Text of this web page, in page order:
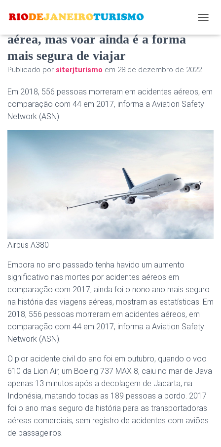
L
R
2018 não foi ótimo para a segurança
aérea, mas voar ainda é a forma
mais segura de viajar
Publicado por siterjturismo em 28 de dezembro de 2022
Em 2018, 556 pessoas morreram em acidentes aéreos, em
comparação com 44 em 2017, informa a Aviation Safety
Network (ASN).
Airbus A380
Embora no ano passado tenha havido um aumento
significativo nas mortes por acidentes aéreos em
comparação com 2017, ainda foi o nono ano mais seguro
na história das viagens aéreas, mostram as estatísticas. Em
2018, 556 pessoas morreram em acidentes aéreos, em
comparação com 44 em 2017, informa a Aviation Safety
Network (ASN).
O pior acidente civil do ano foi em outubro, quando o voo
610 da Lion Air, um Boeing 737 MAX 8, caiu no mar de Java
apenas 13 minutos após a decolagem de Jacarta, na
Indonésia, matando todas as 189 pessoas a bordo. 2017
foi o ano mais seguro da história para as transportadoras
aéreas comerciais, sem registro de acidentes com aviões
de passageiros.